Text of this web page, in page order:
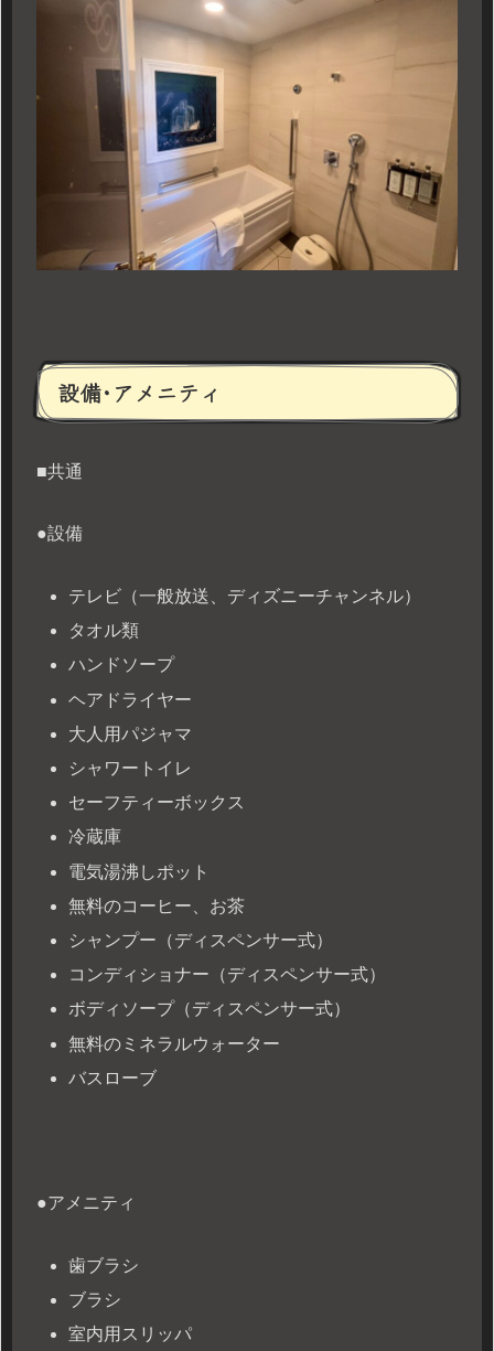
設備･アメニティ
■共通
●設備
テレビ（一般放送、ディズニーチャンネル）
タオル類
ハンドソープ
ヘアドライヤー
大人用パジャマ
シャワートイレ
セーフティーボックス
冷蔵庫
電気湯沸しポット
無料のコーヒー、お茶
シャンプー（ディスペンサー式）
コンディショナー（ディスペンサー式）
ボディソープ（ディスペンサー式）
無料のミネラルウォーター
バスローブ
●アメニティ
歯ブラシ
ブラシ
室内用スリッパ